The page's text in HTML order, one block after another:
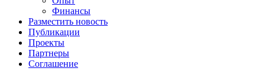
Финансы
Разместить новость
Публикации
Проекты
Партнеры
Соглашение